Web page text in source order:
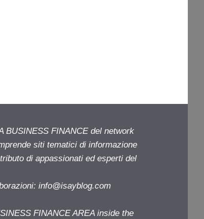
BUSINESS FINANCE del network
siti tematici di informazione
di appassionati ed esperti del
info@isayblog.com
FINANCE AREA inside the